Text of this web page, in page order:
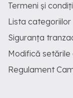
Termeni și
Lista categoriilor
Siguranța
Modifică
Regulament